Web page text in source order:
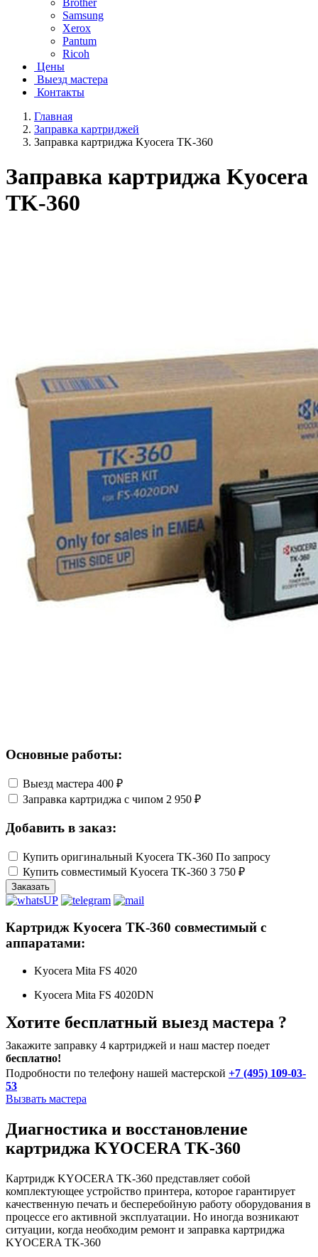
Brother
Samsung
Xerox
Pantum
Ricoh
Цены
Выезд мастера
Контакты
Главная
Заправка картриджей
Заправка картриджа Kyocera TK-360
Заправка картриджа Kyocera
TK-360
Основные работы:
Выезд мастера 400 ₽
Заправка картриджа с чипом 2 950 ₽
Добавить в заказ:
Купить оригинальный Kyocera TK-360 По запросу
Купить совместимый Kyocera TK-360 3 750 ₽
Заказать
Картридж Kyocera TK-360 совместимый с
аппаратами:
Kyocera Mita FS 4020
Kyocera Mita FS 4020DN
Хотите бесплатный выезд мастера ?
Закажите заправку 4 картриджей и наш мастер поедет
бесплатно!
Подробности по телефону нашей мастерской +7 (495) 109-03-
53
Вызвать мастера
Диагностика и восстановление
картриджа KYOCERA TK-360
Картридж KYOCERA TK-360 представляет собой
комплектующее устройство принтера, которое гарантирует
качественную печать и бесперебойную работу оборудования в
процессе его активной эксплуатации. Но иногда возникают
ситуации, когда необходим ремонт и заправка картриджа
KYOCERA TK-360